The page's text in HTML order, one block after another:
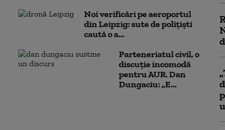
Noi verificări pe aeroportul
din Leipzig: sute de polițiști
caută o a...
Parteneriatul civil, o
discuție incomodă
pentru AUR. Dan
Dungaciu: „E...